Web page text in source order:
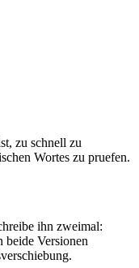
zu schnell zu
Wortes zu pruefen.
ihn zweimal:
beide Versionen